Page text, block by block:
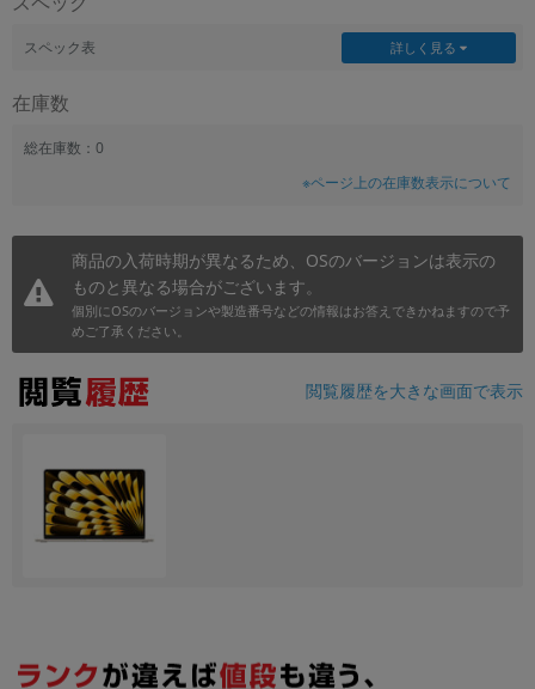
スペック表 詳しく見る
在庫数
総在庫数：0
※ページ上の在庫数表示について
商品の入荷時期が異なるため、OSのバージョンは表示の
ものと異なる場合がございます。
個別にOSのバージョンや製造番号などの情報はお答えできかねますので予
めご了承ください。
閲覧履歴を大きな画面で表示